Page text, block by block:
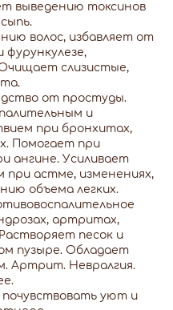
выведению токсинов
волос, избавляет от
слизистые,
от простуды.
и
при бронхитах,
Помогает при
ангине. Усиливает
при астме, изменениях,
объема легких.
артритах,
песок и
пузыре. Обладает
Артрит. Невралгия.
уют и